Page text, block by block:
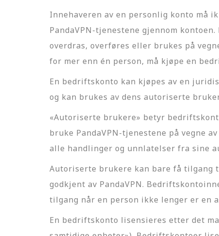
Innehaveren av en personlig konto må
PandaVPN-tjenestene gjennom
overdras, overføres eller brukes på
for mer enn én person, må kjøpe en
En bedriftskonto kan kjøpes av en
og kan brukes av dens autoriserte
«Autoriserte brukere» betyr
bruke PandaVPN-tjenestene på vegne
alle handlinger og unnlatelser fra sine
Autoriserte brukere kan bare få tilgang
godkjent av PandaVPN.
tilgang når en person ikke lenger er en
En bedriftskonto lisensieres etter det